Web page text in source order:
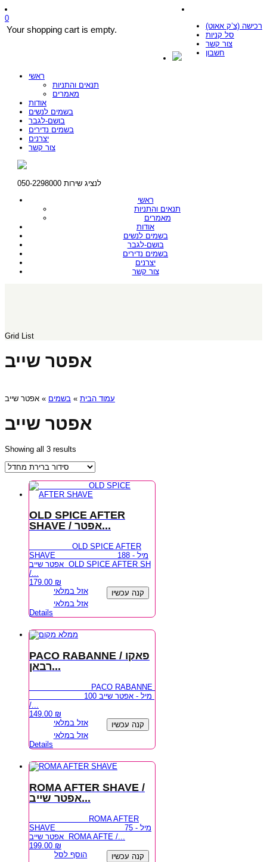
רכישה (צ’ק אאוט)
סל קניות
צור קשר
חשבון
0
Your shopping cart is empty.
ראשי
תנאים והתניות
מאמרים
אודות
בשמים לנשים
בושם-לגבר
בשמים נדירים
יצרנים
צור קשר
לנציג שירות 050-2298000
ראשי
תנאים והתניות
מאמרים
אודות
בשמים לנשים
בושם-לגבר
בשמים נדירים
יצרנים
צור קשר
Grid List
אפטר שייב
עמוד הבית » בשמים » אפטר שייב
אפטר שייב
Showing all 3 results
OLD SPICE AFTER
SHAVE / אפטר...
OLD SPICE AFTER
SHAVE 188 מיל -
אפטר שייב OLD SPICE AFTER SH
/...
179.00 ₪
אזל במלאי
קנה עכשיו
אזל במלאי
Details
PACO RABANNE / פאקו
רבאן...
PACO RABANNE
100 מיל - אפטר שייב
/...
149.00 ₪
אזל במלאי
קנה עכשיו
אזל במלאי
Details
ROMA AFTER SHAVE /
אפטר שייב...
ROMA AFTER
SHAVE 75 מיל -
אפטר שייב ROMA AFTE /...
199.00 ₪
הוסף לסל
קנה עכשיו